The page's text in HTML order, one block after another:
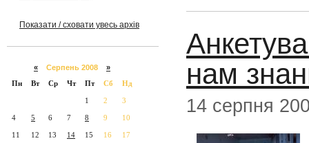
Показати / сховати увесь архів
« Серпень 2008 »
Пн
Вт Ср Чт Пт Сб Нд
1 2 3
4 5 6 7 8 9 10
11 12 13 14 15 16 17
нам
14 серпня